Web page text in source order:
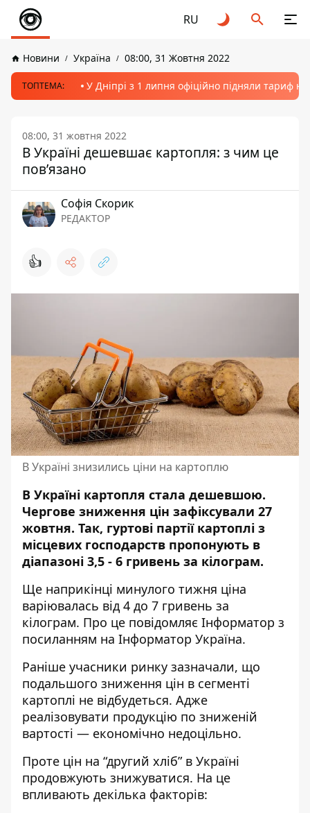
RU
Новини Україна 08:00, 31 Жовтня 2022
ТОПТЕМА: У Дніпрі з 1 липня офіційно підняли тариф
08:00, 31 жовтня 2022
В Україні дешевшає картопля: з чим це
пов’язано
Софія Скорик
РЕДАКТОР
👍
В Україні знизились ціни на картоплю
В Україні картопля стала дешевшою.
Чергове зниження цін зафіксували 27
жовтня. Так, гуртові партії картоплі з
місцевих господарств пропонують в
діапазоні 3,5 - 6 гривень за кілограм.
Ще наприкінці минулого тижня ціна
варіювалась від 4 до 7 гривень за
кілограм. Про це повідомляє Інформатор з
посиланням на Інформатор Україна.
Раніше учасники ринку зазначали, що
подальшого зниження цін в сегменті
картоплі не відбудеться. Адже
реалізовувати продукцію по зниженій
вартості — економічно недоцільно.
Проте цін на “другий хліб” в Україні
продовжують знижуватися. На це
впливають декілька факторів: